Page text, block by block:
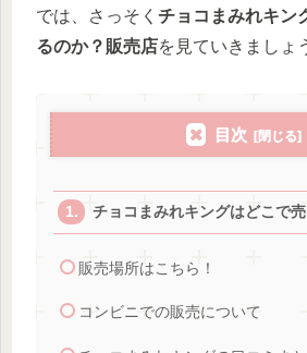
では、さっそく チョコまみれキン
るのか？販売店を見ていきましょ
目次
チョコまみれキングはどこで
販売場所はこちら！
コンビニでの販売について